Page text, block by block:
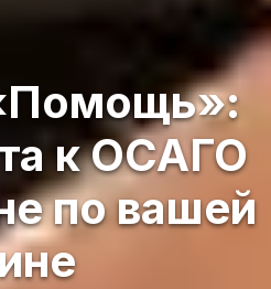
к ОСАГО
по вашей